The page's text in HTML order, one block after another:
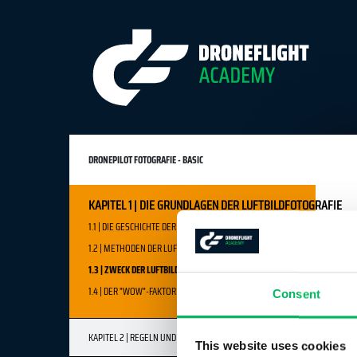
Consent
This website uses cookies
DRONEPILOT FOTOGRAFIE - BASIC
KAPITEL 1 | DIE GRUNDLAGEN DER LUFTBILDFOTOGRAFIE
1.1 | DIE GESCHICHTE DER LUFTBILDFOTOGRAFIE
1.2 | METHODEN DER LUFTBILDFOTOGRAFIE
1.3 | ZWECK DER LUFTBILDAUFNAHMEN
1.4 | DER "WOW"-FAKTOR DER LUFTBILDFOTOGRAFIE
KAPITEL 2 | REGELN UND SICHERHEIT